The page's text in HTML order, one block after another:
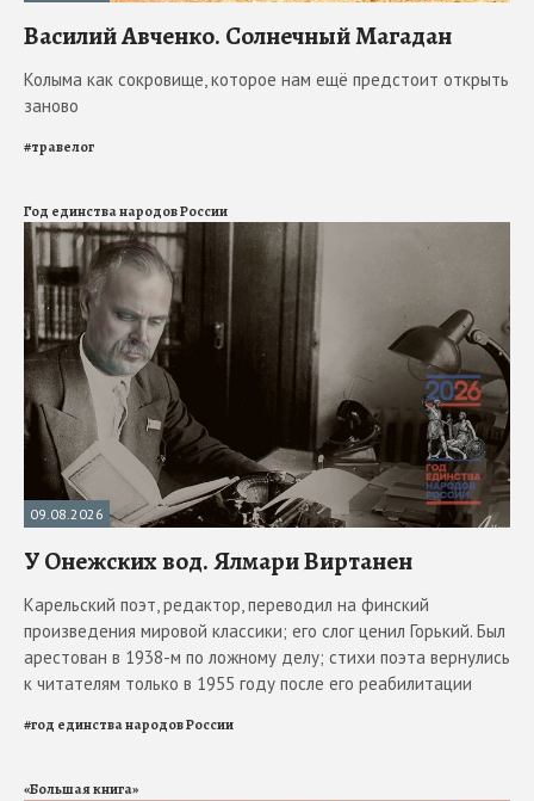
Василий Авченко. Солнечный Магадан
Колыма как сокровище, которое нам ещё предстоит открыть
заново
#травелог
Год единства народов России
09.08.2026
У Онежских вод. Ялмари Виртанен
Карельский поэт, редактор, переводил на финский
произведения мировой классики; его слог ценил Горький. Был
арестован в 1938-м по ложному делу; стихи поэта вернулись
к читателям только в 1955 году после его реабилитации
#год единства народов России
«Большая книга»